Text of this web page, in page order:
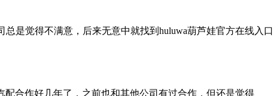
总是觉得不满意，后来无意中就找到huluwa葫芦娃官方在线入口
合作好几年了，之前也和其他公司有过合作，但还是觉得